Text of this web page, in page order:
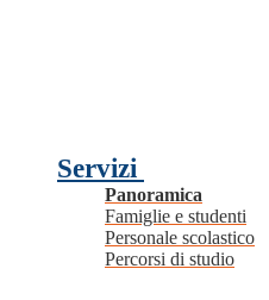
Servizi
Panoramica
Famiglie e studenti
Personale scolastico
Percorsi di studio